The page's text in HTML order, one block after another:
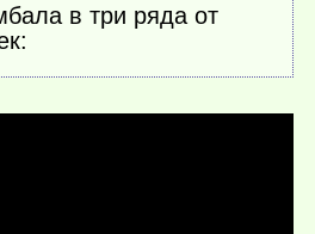
в три ряда от